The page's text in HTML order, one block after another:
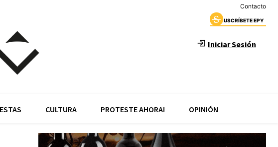
Contacto
USCRÍBETE EPY
Iniciar Sesión
CULTURA PROTESTE AHORA! OPINIÓN